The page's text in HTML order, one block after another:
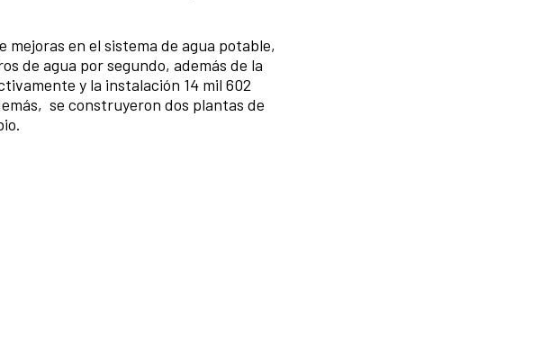
mejoras en el sistema de agua potable,
de agua por segundo, además de la
y la instalación 14 mil 602
se construyeron dos plantas de